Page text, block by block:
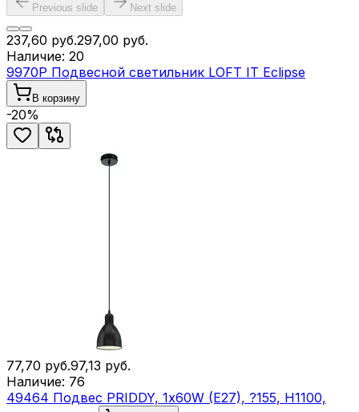
Previous slide Next slide
237,60 руб.297,00 руб.
Наличие: 20
9970P Подвесной светильник LOFT IT Eclipse
В корзину
-20%
77,70 руб.97,13 руб.
Наличие: 76
49464 Подвес PRIDDY, 1х60W (E27), ?155, H1100,